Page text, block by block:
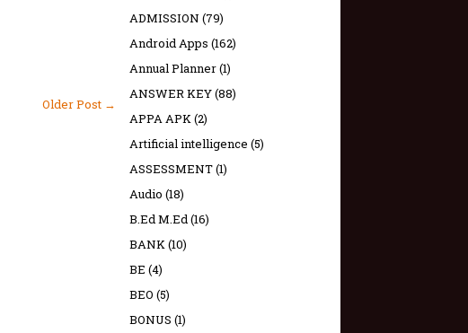
Older Post →
ADMISSION (79)
Android Apps (162)
Annual Planner(1)
ANSWER KEY(88)
APPA APK(2)
Artificial intelligence (5)
ASSESSMENT(1)
Audio (18)
B.Ed M.Ed(16)
BANK(10)
BE (4)
BEO (5)
BONUS (1)